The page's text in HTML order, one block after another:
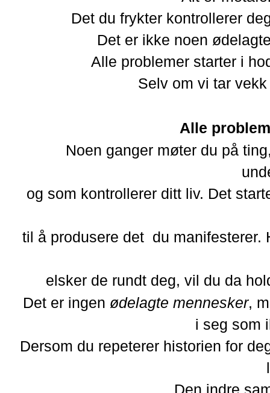
Det du frykter kontrollerer
Det er ikke noen
Alle problemer starter i
Selv om vi tar
Alle
Noen ganger møter du på
og som kontrollerer ditt liv. Det
til å produsere det du manifesterer.
elsker de rundt deg, vil du da
Det er ingen ødelagte mennesker,
i seg som
Dersom du repeterer historien for
Den indre